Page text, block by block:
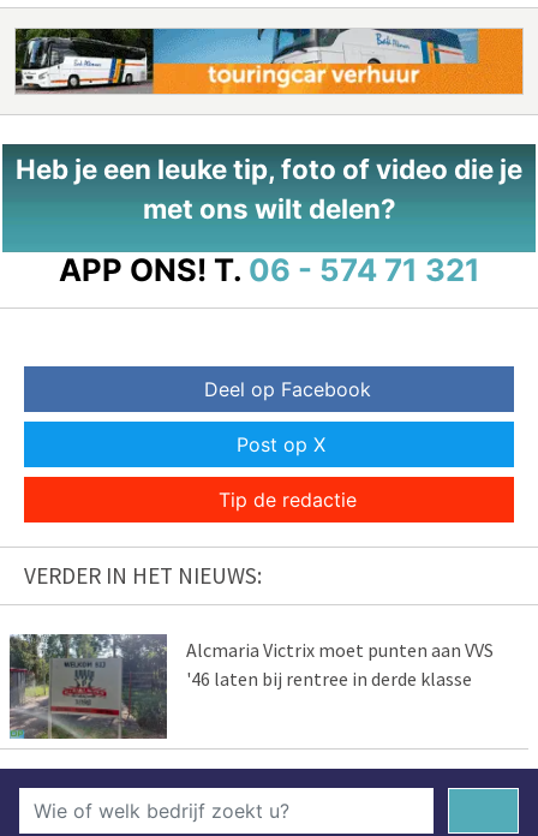
Heb je een leuke tip, foto of video die je
met ons wilt delen?
APP ONS! T. 06 - 574 71 321
Deel op Facebook
Post op X
Tip de redactie
VERDER IN HET NIEUWS:
Alcmaria Victrix moet punten aan VVS
'46 laten bij rentree in derde klasse